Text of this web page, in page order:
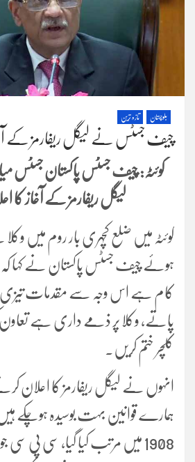
بلوچستان تازہ ترین
چیف جسٹس نے لیگل ریفارمز کے
کوئٹہ: چیف جسٹس پاکستان جسٹس
لیگل ریفارمز کے آغاز کا
کوئٹہ میں ضلع کچہری بار روم میں
ہوئے چیف جسٹس پاکستان نے کہا
کام ہے اس وجہ سے مقدمات تیزی
پاتے، وکلا پر ذمے داری ہے تعاون
کلچر ختم کریں۔
انہوں نے لیگل ریفارمز کا اعلان
ہمارے قوانین بہت بوسیدہ ہوچکے
1908 میں مرتب کیا گیا، سی پی سی